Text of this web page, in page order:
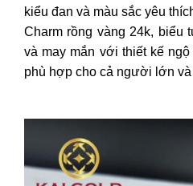
kiểu đan và màu sắc yêu
Charm rồng vàng 24k, biểu
và may mắn với thiết kế
phù hợp cho cả người lớn và